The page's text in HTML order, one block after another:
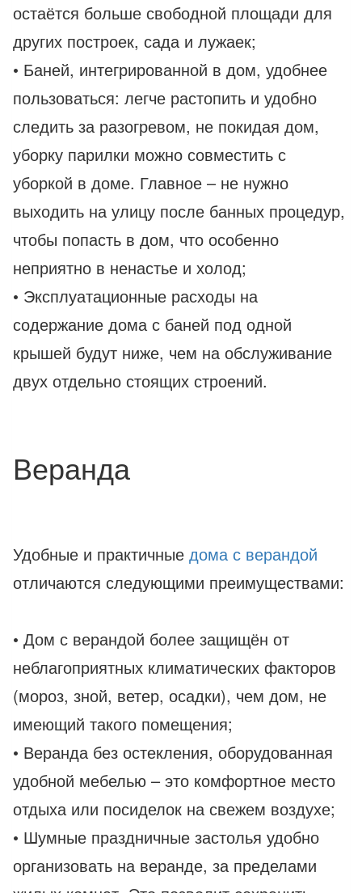
остаётся больше свободной площади для
других построек, сада и лужаек;
• Баней, интегрированной в дом, удобнее
пользоваться: легче растопить и удобно
следить за разогревом, не покидая дом,
уборку парилки можно совместить с
уборкой в доме. Главное – не нужно
выходить на улицу после банных процедур,
чтобы попасть в дом, что особенно
неприятно в ненастье и холод;
• Эксплуатационные расходы на
содержание дома с баней под одной
крышей будут ниже, чем на обслуживание
двух отдельно стоящих строений.
Веранда
Удобные и практичные дома с верандой
отличаются следующими преимуществами:
• Дом с верандой более защищён от
неблагоприятных климатических факторов
(мороз, зной, ветер, осадки), чем дом, не
имеющий такого помещения;
• Веранда без остекления, оборудованная
удобной мебелью – это комфортное место
отдыха или посиделок на свежем воздухе;
• Шумные праздничные застолья удобно
организовать на веранде, за пределами